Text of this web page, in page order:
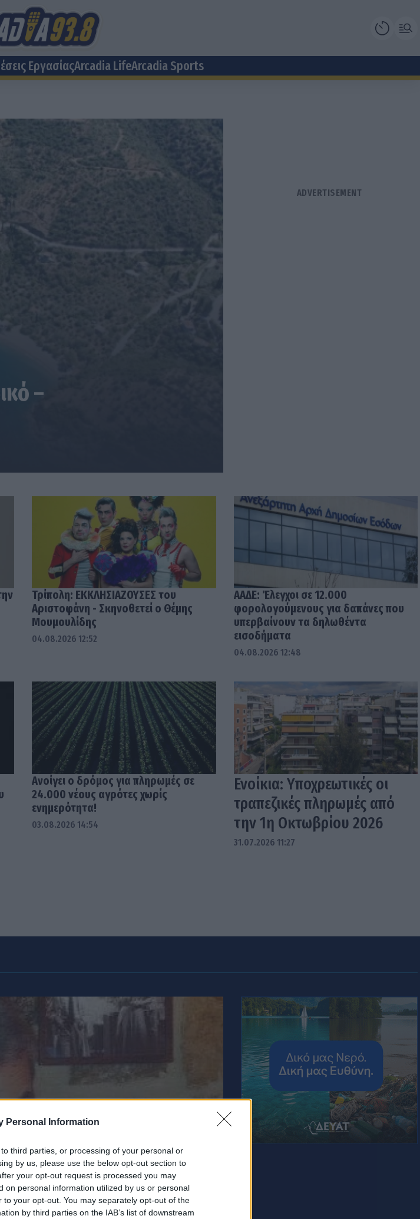
Personal Information
third parties, or processing of your personal or
by us, please use the below opt-out section to
your opt-out request is processed you may
on personal information utilized by us or personal
your opt-out. You may separately opt-out of the
by third parties on the IAB’s list of downstream
EργασίαςArcadia LifeArcadia Sports
–
Τρίπολη: ΕΚΚΛΗΣΙΑΖΟΥΣΕΣ του
Αριστοφάνη - Σκηνοθετεί ο Θέμης
Μουμουλίδης
04.08.2026 12:52
ΑΑΔΕ: Έλεγχοι σε 12.000
φορολογούμενους για δαπάνες που
υπερβαίνουν τα δηλωθέντα
εισοδήματα
04.08.2026 12:48
Ανοίγει ο δρόμος για πληρωμές σε
24.000 νέους αγρότες χωρίς
ενημερότητα!
03.08.2026 14:54
Ενοίκια: Υποχρεωτικές οι
τραπεζικές πληρωμές από
την 1η Οκτωβρίου 2026
31.07.2026 11:27